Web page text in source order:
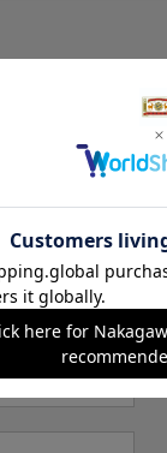
手提げ袋（
せ